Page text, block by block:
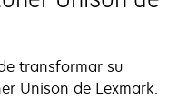
transformar su
Unison de Lexmark.